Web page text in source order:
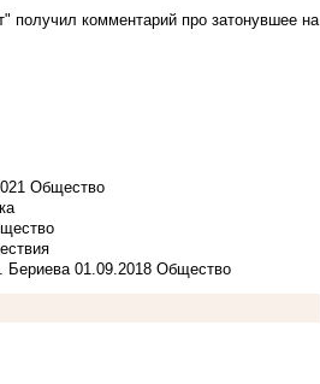
получил комментарий про затонувшее на
Общество
Бериева 01.09.2018 Общество